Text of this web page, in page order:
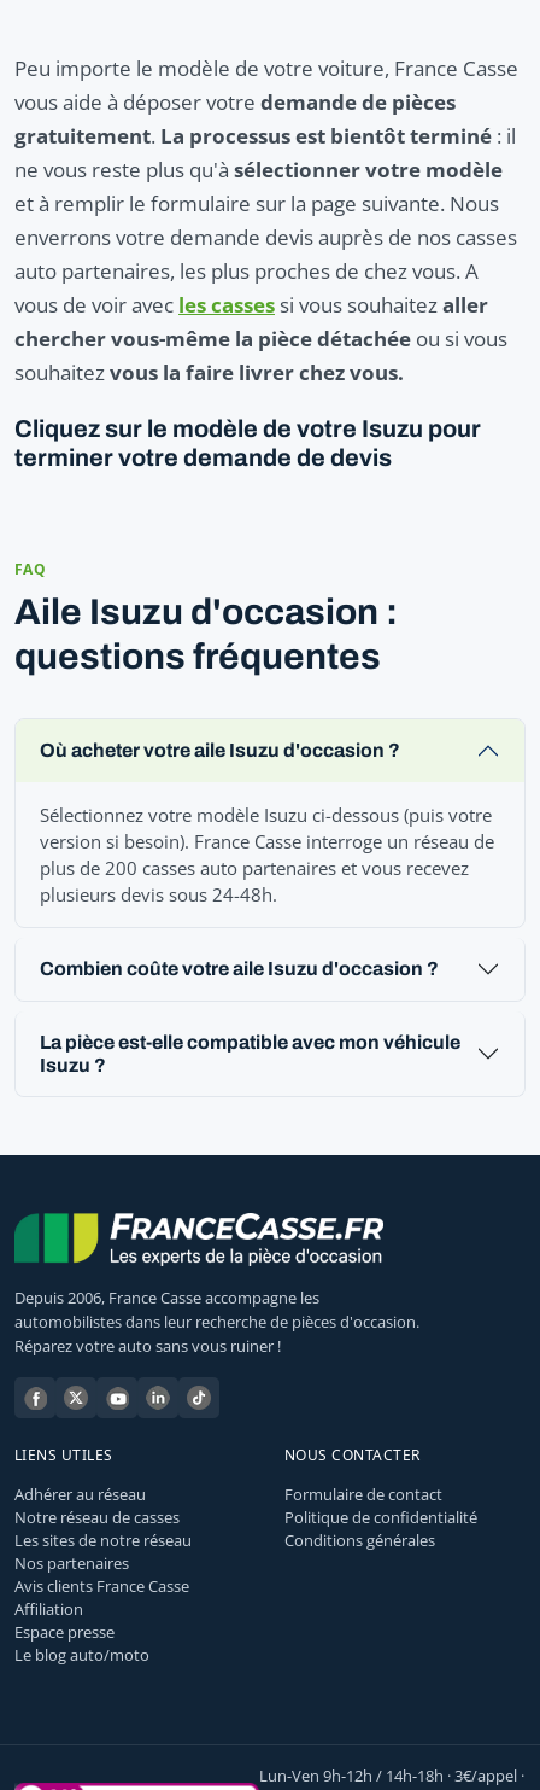
Peu importe le modèle de votre voiture, France Casse
vous aide à déposer votre demande de pièces
gratuitement. La processus est bientôt terminé : il
ne vous reste plus qu'à sélectionner votre modèle
et à remplir le formulaire sur la page suivante. Nous
enverrons votre demande devis auprès de nos casses
auto partenaires, les plus proches de chez vous. A
vous de voir avec les casses si vous souhaitezaller
chercher vous-même la pièce détachée ou si vous
souhaitezvous la faire livrer chez vous.
Cliquez sur le modèle de votre Isuzu pour
terminer votre demande de devis
FAQ
Aile Isuzu d'occasion :
questions fréquentes
Où acheter votre aile Isuzu d'occasion ?
Sélectionnez votre modèle Isuzu ci-dessous (puis votre
version si besoin). France Casse interroge un réseau de
plus de 200 casses auto partenaires et vous recevez
plusieurs devis sous 24-48h.
Combien coûte votre aile Isuzu d'occasion ?
La pièce est-elle compatible avec mon véhicule
Isuzu ?
Depuis 2006, France Casse accompagne les
automobilistes dans leur recherche de pièces d'occasion.
Réparez votre auto sans vous ruiner !
LIENS UTILES
Adhérer au réseau
Notre réseau de casses
Les sites de notre réseau
Nos partenaires
Avis clients France Casse
Affiliation
Espace presse
Le blog auto/moto
NOUS CONTACTER
Formulaire de contact
Politique de confidentialité
Conditions générales
Lun-Ven 9h-12h / 14h-18h · 3€/appel ·